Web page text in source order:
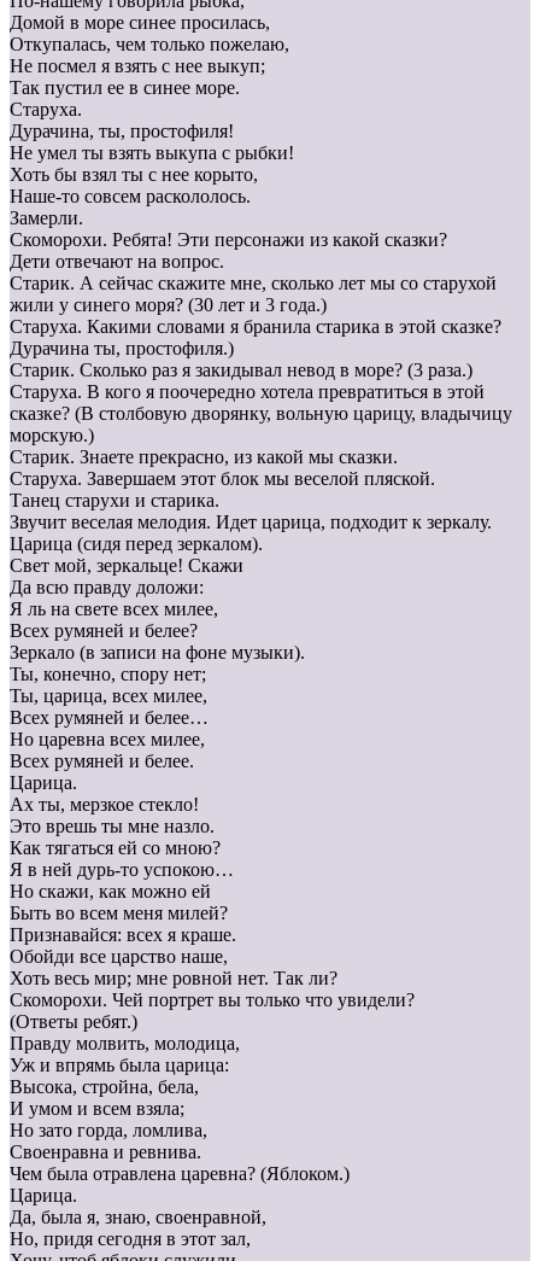
Домой в море синее просилась,
Откупалась, чем только пожелаю,
Не посмел я взять с нее выкуп;
Так пустил ее в синее море.
Старуха.
Дурачина, ты, простофиля!
Не умел ты взять выкупа с рыбки!
Хоть бы взял ты с нее корыто,
Наше-то совсем раскололось.
Замерли.
Скоморохи. Ребята! Эти персонажи из какой сказки?
Дети отвечают на вопрос.
Старик. А сейчас скажите мне, сколько лет мы со старухой
жили у синего моря? (30 лет и 3 года.)
Старуха. Какими словами я бранила старика в этой сказке?
Дурачина ты, простофиля.)
Старик. Сколько раз я закидывал невод в море? (3 раза.)
Старуха. В кого я поочередно хотела превратиться в этой
сказке? (В столбовую дворянку, вольную царицу, владычицу
морскую.)
Старик. Знаете прекрасно, из какой мы сказки.
Старуха. Завершаем этот блок мы веселой пляской.
Танец старухи и старика.
Звучит веселая мелодия. Идет царица, подходит к зеркалу.
Царица (сидя перед зеркалом).
Свет мой, зеркальце! Скажи
Да всю правду доложи:
Я ль на свете всех милее,
Всех румяней и белее?
Зеркало (в записи на фоне музыки).
Ты, конечно, спору нет;
Ты, царица, всех милее,
Всех румяней и белее…
Но царевна всех милее,
Всех румяней и белее.
Царица.
Ах ты, мерзкое стекло!
Это врешь ты мне назло.
Как тягаться ей со мною?
Я в ней дурь-то успокою…
Но скажи, как можно ей
Быть во всем меня милей?
Признавайся: всех я краше.
Обойди все царство наше,
Хоть весь мир; мне ровной нет. Так ли?
Скоморохи. Чей портрет вы только что увидели?
(Ответы ребят.)
Правду молвить, молодица,
Уж и впрямь была царица:
Высока, стройна, бела,
И умом и всем взяла;
Но зато горда, ломлива,
Своенравна и ревнива.
Чем была отравлена царевна? (Яблоком.)
Царица.
Да, была я, знаю, своенравной,
Но, придя сегодня в этот зал,